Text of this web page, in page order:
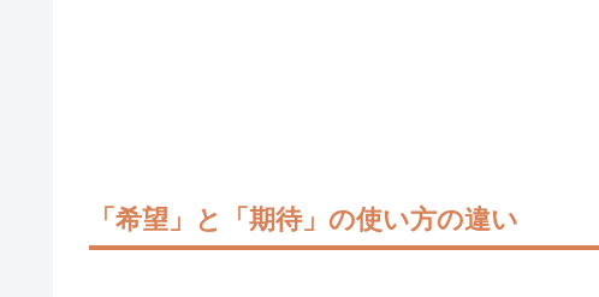
「希望」と「期待」の使い方の違い